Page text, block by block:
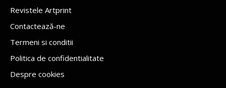
Revistele Artprint
Contactează-ne
Termeni si conditii
Politica de confidentialitate
Despre cookies